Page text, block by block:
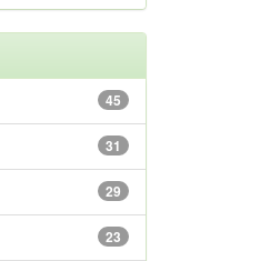
45
31
29
23